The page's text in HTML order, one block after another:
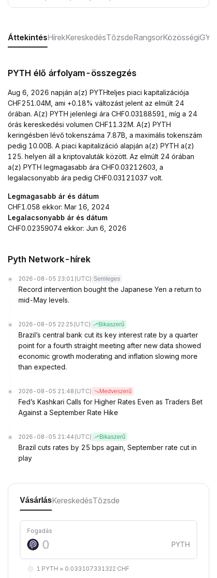
ÁttekintésHírekKereskedésTőzsdeRangsorKözösségi
PYTH élő árfolyam-összegzés
Aug 6, 2026 napján a(z) PYTHteljes piaci kapitalizációja
CHF251.04M, ami +0.18% változást jelent az elmúlt 24
órában. A(z) PYTH jelenlegi ára CHF0.03188591, míg a 24
órás kereskedési volumen CHF11.32M. A(z) PYTH
keringésben lévő tokenszáma 7.87B, a maximális tokenszám
pedig 10.00B. A piaci kapitalizáció alapján a(z) PYTH a(z)
125. helyen áll a kriptovaluták között. Az elmúlt 24 órában
a(z) PYTH legmagasabb ára CHF0.03212603, a
legalacsonyabb ára pedig CHF0.03121037 volt.
Legmagasabb ár és dátum
CHF1.058 ekkor: Mar 16, 2024
Legalacsonyabb ár és dátum
CHF0.02359074 ekkor: Jun 6, 2026
Pyth Network-hírek
2026-08-05 23:01 (UTC) Semleges
Record intervention bought the Japanese Yen a return to
mid-May levels.
2026-08-05 22:25 (UTC) Bikaszerű
Brazil’s central bank cut its key interest rate by a quarter
point for a fourth straight meeting after new data showed
economic growth moderating and inflation slowing more
than expected.
2026-08-05 21:48 (UTC) Medveszerű
Fed’s Kashkari Calls for Higher Rates Even as Traders Bet
Against a September Rate Hike
2026-08-05 21:44 (UTC) Bikaszerű
Brazil cuts rates by 25 bps again, September rate cut in
play
VásárlásKereskedésTőzsde
Fogadás
PYTH
1 PYTH ≈ 0.033107331322 CHF